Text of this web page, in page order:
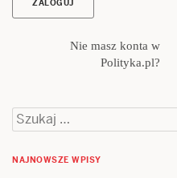
Nie masz konta w
Polityka.pl?
Szukaj:
NAJNOWSZE WPISY